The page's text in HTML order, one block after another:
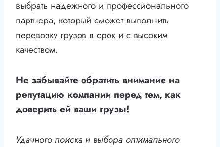
выбрать надежного и профессионального
партнера, который сможет выполнить
перевозку грузов в срок и с высоким
качеством.
Не забывайте обратить внимание на
репутацию компании перед тем, как
доверить ей ваши грузы!
Удачного поиска и выбора оптимального